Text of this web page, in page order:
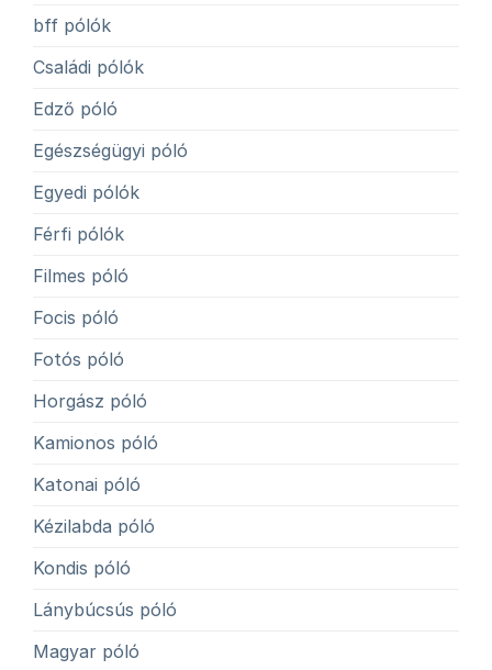
bff pólók
Családi pólók
Edző póló
Egészségügyi póló
Egyedi pólók
Férfi pólók
Filmes póló
Focis póló
Fotós póló
Horgász póló
Kamionos póló
Katonai póló
Kézilabda póló
Kondis póló
Lánybúcsús póló
Magyar póló